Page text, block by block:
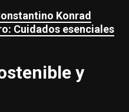
Konrad
Cuidados esenciales
y